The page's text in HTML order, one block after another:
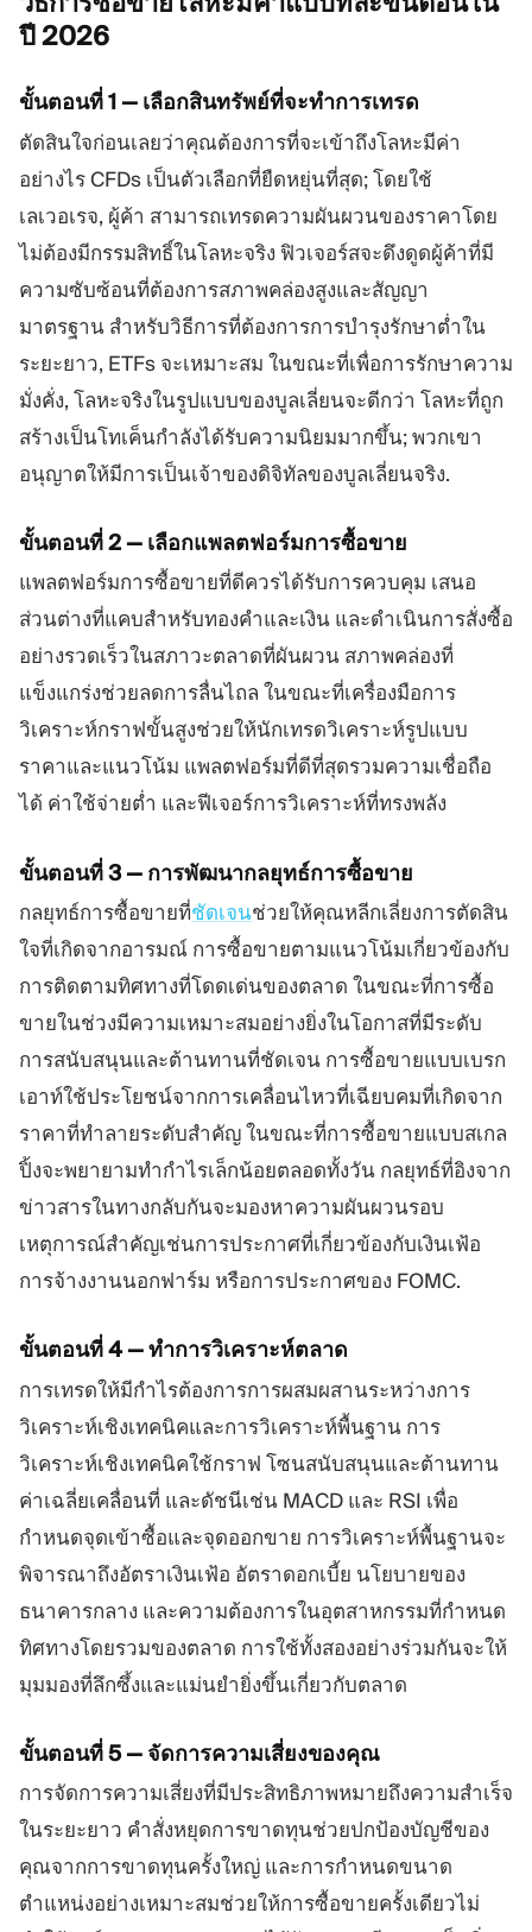
ปี 2026
ขั้นตอนที่ 1 — เลือกสินทรัพย์ที่จะทำการเทรด
ตัดสินใจก่อนเลยว่าคุณต้องการที่จะเข้าถึงโลหะมีค่า
อย่างไร CFDs เป็นตัวเลือกที่ยืดหยุ่นที่สุด; โดยใช้
เลเวอเรจ, ผู้ค้า สามารถเทรดความผันผวนของราคาโดย
ไม่ต้องมีกรรมสิทธิ์ในโลหะจริง ฟิวเจอร์สจะดึงดูดผู้ค้าที่มี
ความซับซ้อนที่ต้องการสภาพคล่องสูงและสัญญา
มาตรฐาน สำหรับวิธีการที่ต้องการการบำรุงรักษาต่ำใน
ระยะยาว, ETFs จะเหมาะสม ในขณะที่เพื่อการรักษาความ
มั่งคั่ง, โลหะจริงในรูปแบบของบูลเลี่ยนจะดีกว่า โลหะที่ถูก
สร้างเป็นโทเค็นกำลังได้รับความนิยมมากขึ้น; พวกเขา
อนุญาตให้มีการเป็นเจ้าของดิจิทัลของบูลเลี่ยนจริง.
ขั้นตอนที่ 2 — เลือกแพลตฟอร์มการซื้อขาย
แพลตฟอร์มการซื้อขายที่ดีควรได้รับการควบคุม เสนอ
ส่วนต่างที่แคบสำหรับทองคำและเงิน และดำเนินการสั่งซื้อ
อย่างรวดเร็วในสภาวะตลาดที่ผันผวน สภาพคล่องที่
แข็งแกร่งช่วยลดการลื่นไถล ในขณะที่เครื่องมือการ
วิเคราะห์กราฟขั้นสูงช่วยให้นักเทรดวิเคราะห์รูปแบบ
ราคาและแนวโน้ม แพลตฟอร์มที่ดีที่สุดรวมความเชื่อถือ
ได้ ค่าใช้จ่ายต่ำ และฟีเจอร์การวิเคราะห์ที่ทรงพลัง
ขั้นตอนที่ 3 — การพัฒนากลยุทธ์การซื้อขาย
กลยุทธ์การซื้อขายที่ชัดเจนช่วยให้คุณหลีกเลี่ยงการตัดสิน
ใจที่เกิดจากอารมณ์ การซื้อขายตามแนวโน้มเกี่ยวข้องกับ
การติดตามทิศทางที่โดดเด่นของตลาด ในขณะที่การซื้อ
ขายในช่วงมีความเหมาะสมอย่างยิ่งในโอกาสที่มีระดับ
การสนับสนุนและต้านทานที่ชัดเจน การซื้อขายแบบเบรก
เอาท์ใช้ประโยชน์จากการเคลื่อนไหวที่เฉียบคมที่เกิดจาก
ราคาที่ทำลายระดับสำคัญ ในขณะที่การซื้อขายแบบสเกล
ปิ้งจะพยายามทำกำไรเล็กน้อยตลอดทั้งวัน กลยุทธ์ที่อิงจาก
ข่าวสารในทางกลับกันจะมองหาความผันผวนรอบ
เหตุการณ์สำคัญเช่นการประกาศที่เกี่ยวข้องกับเงินเฟ้อ
การจ้างงานนอกฟาร์ม หรือการประกาศของ FOMC.
ขั้นตอนที่ 4 — ทำการวิเคราะห์ตลาด
การเทรดให้มีกำไรต้องการการผสมผสานระหว่างการ
วิเคราะห์เชิงเทคนิคและการวิเคราะห์พื้นฐาน การ
วิเคราะห์เชิงเทคนิคใช้กราฟ โซนสนับสนุนและต้านทาน
ค่าเฉลี่ยเคลื่อนที่ และดัชนีเช่น MACD และ RSI เพื่อ
กำหนดจุดเข้าซื้อและจุดออกขาย การวิเคราะห์พื้นฐานจะ
พิจารณาถึงอัตราเงินเฟ้อ อัตราดอกเบี้ย นโยบายของ
ธนาคารกลาง และความต้องการในอุตสาหกรรมที่กำหนด
ทิศทางโดยรวมของตลาด การใช้ทั้งสองอย่างร่วมกันจะให้
มุมมองที่ลึกซึ้งและแม่นยำยิ่งขึ้นเกี่ยวกับตลาด
ขั้นตอนที่ 5 — จัดการความเสี่ยงของคุณ
การจัดการความเสี่ยงที่มีประสิทธิภาพหมายถึงความสำเร็จ
ในระยะยาว คำสั่งหยุดการขาดทุนช่วยปกป้องบัญชีของ
คุณจากการขาดทุนครั้งใหญ่ และการกำหนดขนาด
ตำแหน่งอย่างเหมาะสมช่วยให้การซื้อขายครั้งเดียวไม่